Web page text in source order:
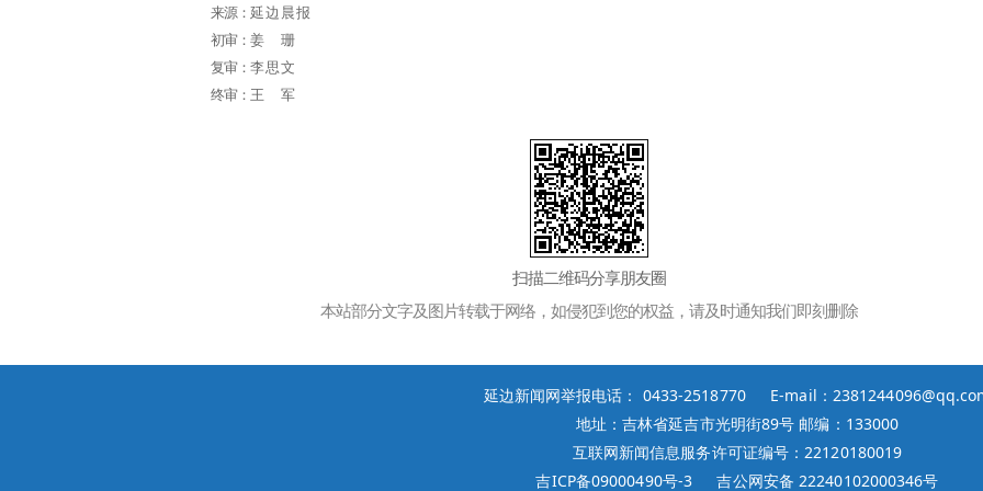
来源： 延边晨报
初审： 姜珊
复审： 李思文
终审： 王军
扫描二维码分享朋友圈
本站部分文字及图片转载于网络，如侵犯到您的权益，请及时通知我们即刻删除
延边新闻网举报电话： 0433-2518770 E-mail：
地址：吉林省延吉市光明街89号 邮编：133000
互联网新闻信息服务许可证编号：22120180019
吉ICP备09000490号-3
吉公网安备 22240102000346号